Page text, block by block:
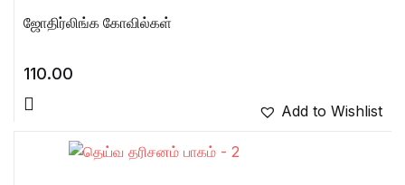
ஜோதிர்லிங்க கோவில்கள்
110.00
Add to Wishlist